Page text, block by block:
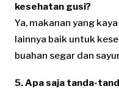
kesehatan gusi?
Ya, makanan yang
lainnya baik untuk
buahan segar dan
5. Apa saja tanda-